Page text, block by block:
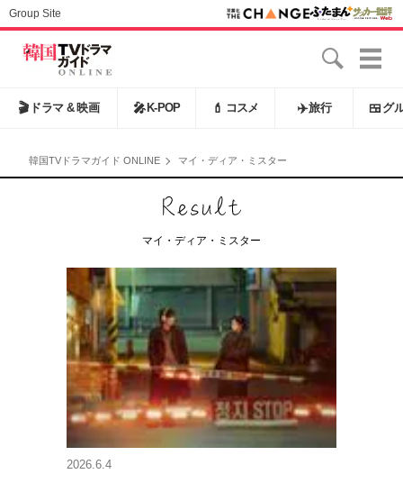
Group Site
🎬 ドラマ & 映画 🎤 K-POP 💄 コスメ ✈️旅行 🍱 グ
韓国TVドラマガイド ONLINE マイ・ディア・ミスター
マイ・ディア・ミスター
2026.6.4